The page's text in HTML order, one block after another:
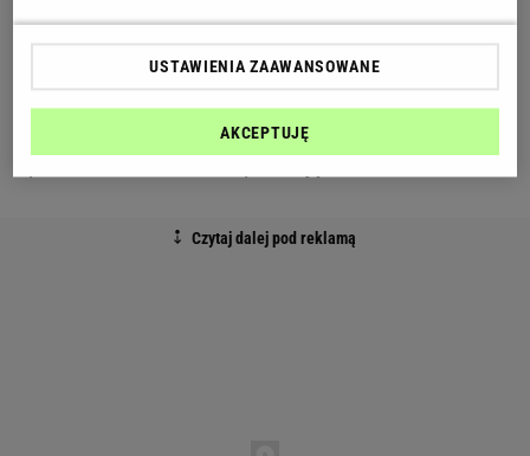
Czad, Marcelka.
Uwielbiam Cię kochana
USTAWIENIA ZAAWANSOWANE
AKCEPTUJĘ